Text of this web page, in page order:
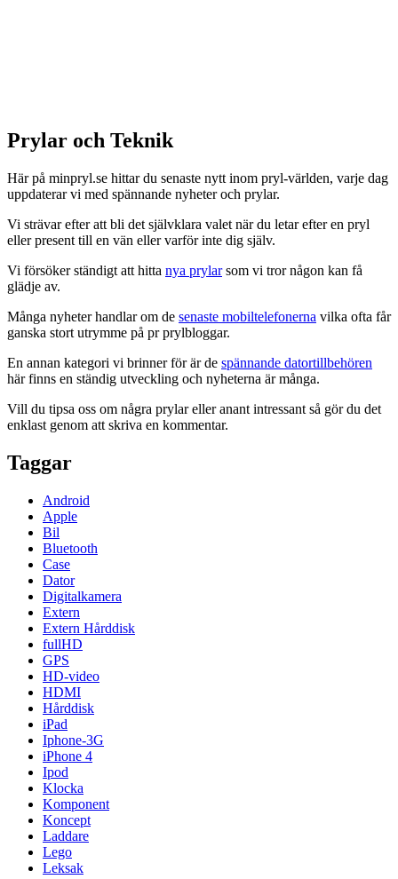
Prylar och Teknik
Här på minpryl.se hittar du senaste nytt inom pryl-världen, varje dag
uppdaterar vi med spännande nyheter och prylar.
Vi strävar efter att bli det självklara valet när du letar efter en pryl
eller present till en vän eller varför inte dig själv.
Vi försöker ständigt att hitta nya prylarsom vi tror någon kan få
glädje av.
Många nyheter handlar om de senaste mobiltelefonerna vilka ofta får
ganska stort utrymme på pr prylbloggar.
En annan kategori vi brinner för är de spännande datortillbehören
här finns en ständig utveckling och nyheterna är många.
Vill du tipsa oss om några prylar eller anant intressant så gör du det
enklast genom att skriva en kommentar.
Taggar
Android
Apple
Bil
Bluetooth
Case
Dator
Digitalkamera
Extern
Extern Hårddisk
fullHD
GPS
HD-video
HDMI
Hårddisk
iPad
Iphone-3G
iPhone 4
Ipod
Klocka
Komponent
Koncept
Laddare
Lego
Leksak